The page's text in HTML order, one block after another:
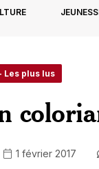
Les plus lus
1 février 2017